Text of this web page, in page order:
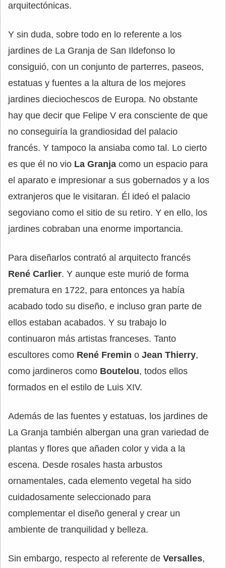
arquitectónicas.
Y sin duda, sobre todo en lo referente a los
jardines de La Granja de San Ildefonso lo
consiguió, con un conjunto de parterres, paseos,
estatuas y fuentes a la altura de los mejores
jardines dieciochescos de Europa. No obstante
hay que decir que Felipe V era consciente de que
no conseguiría la grandiosidad del palacio
francés. Y tampoco la ansiaba como tal. Lo cierto
es que él no vio La Granja como un espacio para
el aparato e impresionar a sus gobernados y a los
extranjeros que le visitaran. Él ideó el palacio
segoviano como el sitio de su retiro. Y en ello, los
jardines cobraban una enorme importancia.
Para diseñarlos contrató al arquitecto francés
René Carlier. Y aunque este murió de forma
prematura en 1722, para entonces ya había
acabado todo su diseño, e incluso gran parte de
ellos estaban acabados. Y su trabajo lo
continuaron más artistas franceses. Tanto
escultores como René Fremin o Jean Thierry,
como jardineros como Boutelou, todos ellos
formados en el estilo de Luis XIV.
Además de las fuentes y estatuas, los jardines de
La Granja también albergan una gran variedad de
plantas y flores que añaden color y vida a la
escena. Desde rosales hasta arbustos
ornamentales, cada elemento vegetal ha sido
cuidadosamente seleccionado para
complementar el diseño general y crear un
ambiente de tranquilidad y belleza.
Sin embargo, respecto al referente de Versalles,